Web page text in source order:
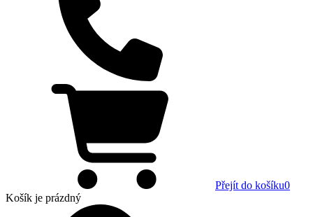
Přejít do košíku0
Košík je prázdný